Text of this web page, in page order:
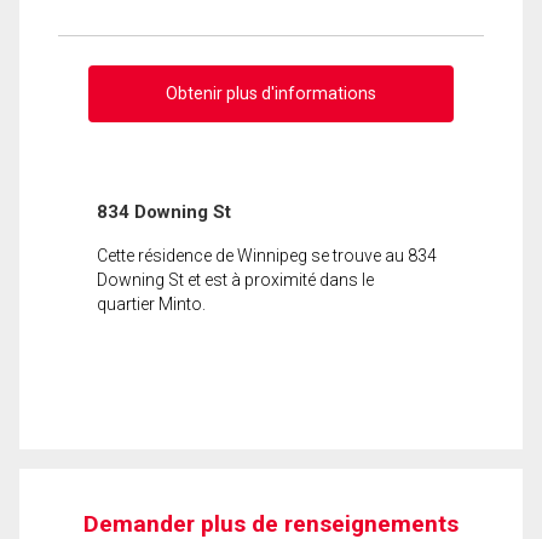
Obtenir plus d'informations
834 Downing St
Cette résidence de Winnipeg se trouve au 834
Downing St et est à proximité dans le
quartier Minto.
Demander plus de renseignements